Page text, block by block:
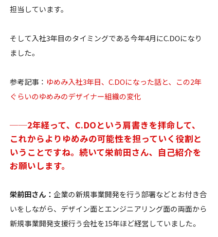
担当しています。
そして入社3年目のタイミングである今年4月にC.DOになり
ました。
参考記事： ゆめみ入社3年目、C.DOになった話と、この2年
ぐらいのゆめみのデザイナー組織の変化
──2年経って、C.DOという肩書きを拝命して、
これからよりゆめみの可能性を担っていく役割と
いうことですね。続いて栄前田さん、自己紹介を
お願いします。
栄前田さん： 企業の新規事業開発を行う部署などとお付き合
いをしながら、デザイン面とエンジニアリング面の両面から
新規事業開発支援行う会社を15年ほど経営していました。